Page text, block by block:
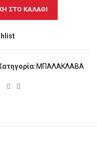
ΣΤΟ ΚΑΛΆΘΙ
ΜΠΑΛΑΚΛΑΒΑ